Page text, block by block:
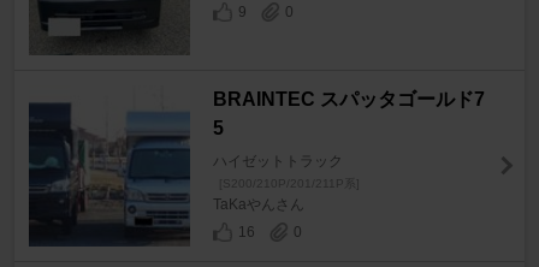
9
0
BRAINTEC スパッタゴールド7
5
ハイゼットトラック
[S200/210P/201/211P系]
TaKaやんさん
16
0